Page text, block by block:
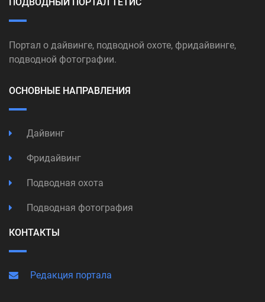
Портал о дайвинге, подводной охоте, фридайвинге,
подводной фотографии.
ОСНОВНЫЕ НАПРАВЛЕНИЯ
Дайвинг
Фридайвинг
Подводная охота
Подводная фотография
КОНТАКТЫ
Редакция портала